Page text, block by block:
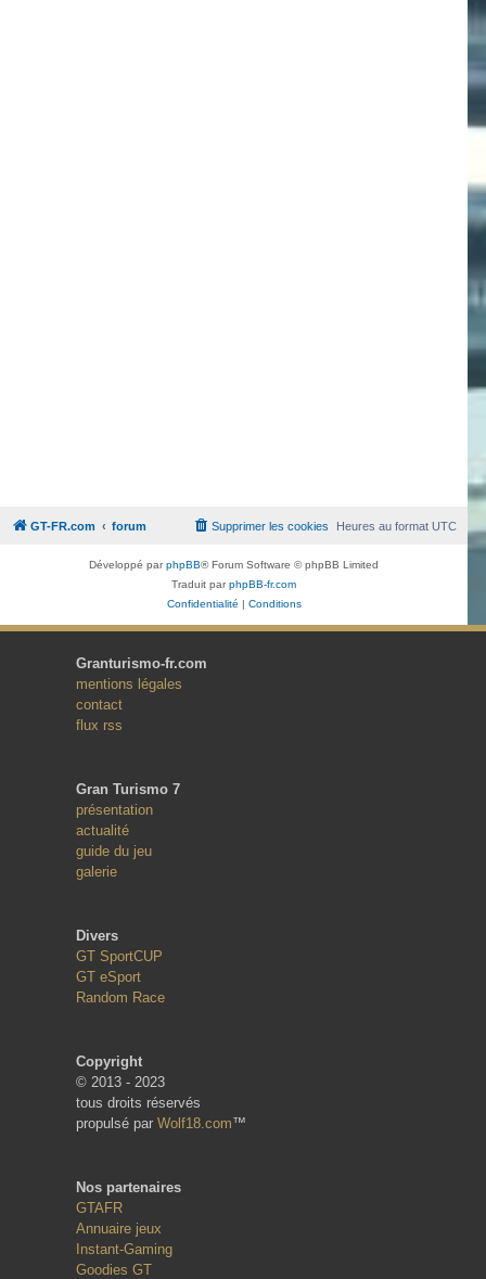
GT-FR.com forum Heures au formatUTC
Supprimer les cookies
Développé parphpBB® Forum Software © phpBB Limited
Traduit parphpBB-fr.com
Confidentialité | Conditions
Granturismo-fr.com
mentions légales
contact
flux rss
Gran Turismo 7
présentation
actualité
guide du jeu
galerie
Divers
GT SportCUP
GT eSport
Random Race
Copyright
© 2013 - 2023
tous droits réservés
propulsé par Wolf18.com™
Nos partenaires
GTAFR
Annuaire jeux
Instant-Gaming
Goodies GT